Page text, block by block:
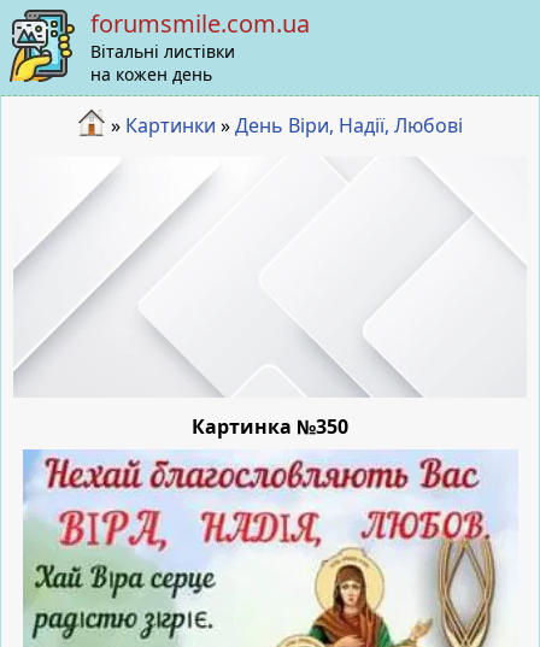
forumsmile.com.ua
Вітальні листівки
на кожен день
» Картинки »День Віри, Надії, Любові
Картинка №350